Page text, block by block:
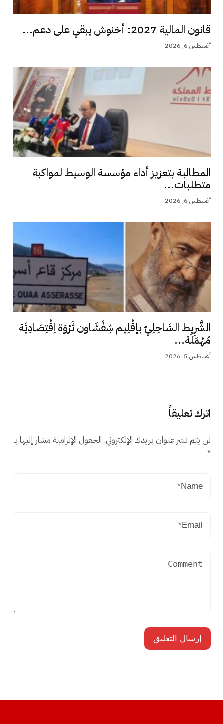
قانون المالية 2027: أخنوش يبقي على دعم...
أغسطس 6, 2026
المطالبة بتعزيز أداء مؤسسة الوسيط لمواكبة
متطلبات...
أغسطس 6, 2026
الشَّرِيط السَّاحِلِيّ بإقْلِيم شِفْشَاون ثَرْوَة اِقْتِصَادِيَّة
مُهْمَلَة...
أغسطس 5, 2026
اترك تعليقاً
لن يتم نشر عنوان بريدك الإلكتروني. الحقول الإلزامية مشار إليها بـ
*